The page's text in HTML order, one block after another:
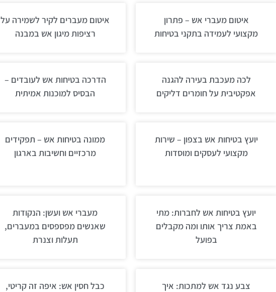
איטום מעברי אש – פתרון
מקצועי לעמידה בתקני בטיחות
איטום מעברים לקיר לשמירה על
רציפות מיגון אש במבנה
לכה מעכבת בעירה להגנה
אפקטיבית על חומרים דליקים
הדרכה בטיחות אש לעובדים –
הבסיס למוכנות אמיתית
יועץ בטיחות אש בצפון – שירות
מקצועי לעסקים ומוסדות
ממונה בטיחות אש – תפקידים
מרכזיים וחשיבות בארגון
יועץ בטיחות אש לחברות: מתי
באמת צריך אותו ומה מקבלים
בפועל
מעברי אש ועשן: הנקודות
שאנשים מפספסים במעברים,
תעלות וצנרת
צבע נגד אש למתכות: איך
כבל חסין אש: איפה זה קריטי,